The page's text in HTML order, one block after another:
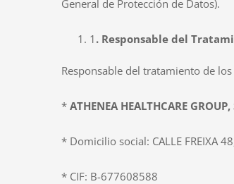
General de Protección de Datos).
1 . Responsable del
Responsable del tratamiento de
* ATHENEA HEALTHCARE GROUP,
* Domicilio social: CALLE FREIXA
* CIF: B-677608588